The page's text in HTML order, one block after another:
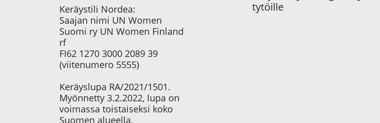
Keräystili Nordea:
Saajan nimi UN Women
Suomi ry UN Women Finland
rf
FI62 1270 3000 2089 39
(viitenumero 5555)
Keräyslupa RA/2021/1501.
Myönnetty 3.2.2022, lupa on
voimassa toistaiseksi koko
Suomen alueella,
tytöille